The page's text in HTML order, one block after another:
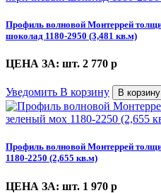
Профиль волновой Монтеррей
шоколад 1180-2950 (3,481 кв.м)
ЦЕНА ЗА: шт. 2 770 p
Уведомить В корзину В корзину
Профиль волновой Монтеррей
1180-2250 (2,655 кв.м)
ЦЕНА ЗА: шт. 1 970 p